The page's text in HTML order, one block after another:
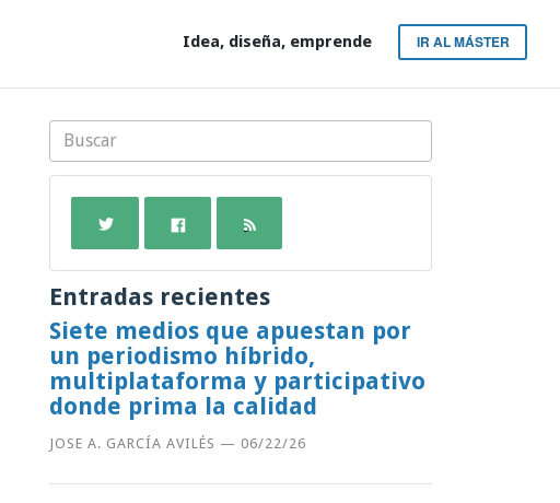
Idea, diseña, emprende IR AL MÁSTER
Entradas recientes
Siete medios que apuestan por
un periodismo híbrido,
multiplataforma y participativo
donde prima la calidad
JOSE A. GARCÍA AVILÉS — 06/22/26